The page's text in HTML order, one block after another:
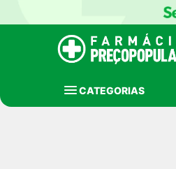
CATEGORIAS